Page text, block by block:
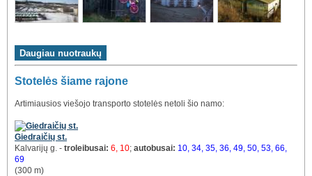
Stotelės šiame rajone
Artimiausios viešojo transporto stotelės netoli šio namo:
Giedraičių st.
Kalvarijų g. - troleibusai: 6, 10; autobusai: 10, 34, 35, 36, 49, 50, 53, 66,
69
(300 m)